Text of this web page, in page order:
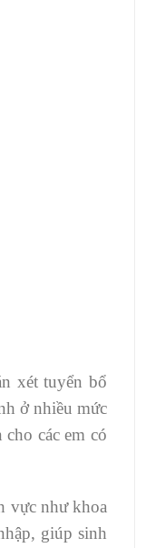
xét tuyển bổ
ở nhiều mức
các em có
vực như khoa
giúp sinh